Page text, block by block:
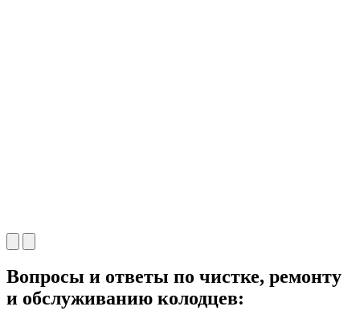
Вопросы и ответы по чистке, ремонту
и обслуживанию колодцев: